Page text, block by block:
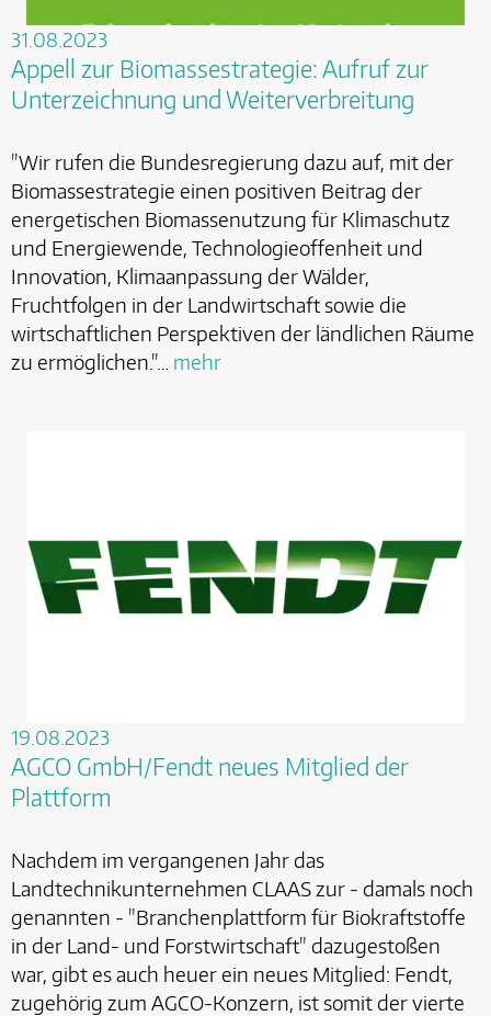
31.08.2023
Appell zur Biomassestrategie: Aufruf zur
Unterzeichnung und Weiterverbreitung
"Wir rufen die Bundesregierung dazu auf, mit der
Biomassestrategie einen positiven Beitrag der
energetischen Biomassenutzung für Klimaschutz
und Energiewende, Technologieoffenheit und
Innovation, Klimaanpassung der Wälder,
Fruchtfolgen in der Landwirtschaft sowie die
wirtschaftlichen Perspektiven der ländlichen Räume
zu ermöglichen."… mehr
19.08.2023
AGCO GmbH/Fendt neues Mitglied der
Plattform
Nachdem im vergangenen Jahr das
Landtechnikunternehmen CLAAS zur - damals noch
genannten - "Branchenplattform für Biokraftstoffe
in der Land- und Forstwirtschaft" dazugestoßen
war, gibt es auch heuer ein neues Mitglied: Fendt,
zugehörig zum AGCO-Konzern, ist somit der vierte